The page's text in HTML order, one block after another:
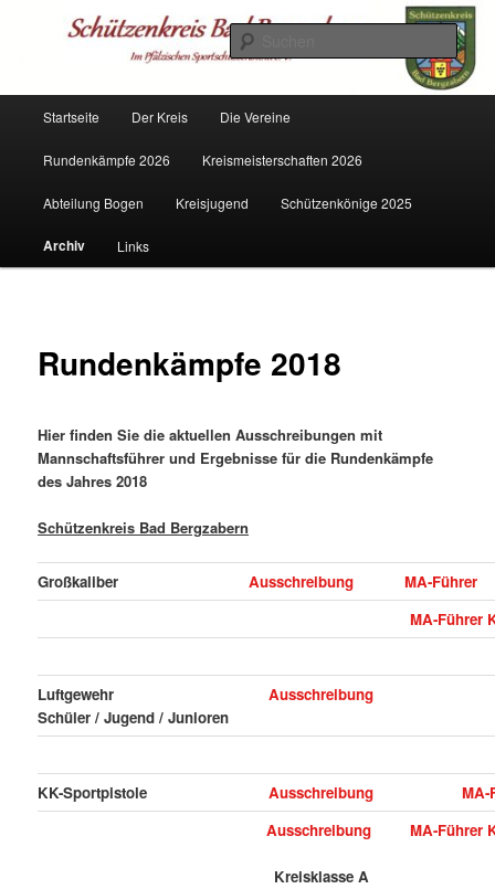
Schützenkreis Bad Bergzabern
Startseite Der Kreis Die Vereine
Rundenkämpfe 2026 Kreismeisterschaften 2026
Abteilung Bogen Kreisjugend Schützenkönige 2025
Archiv Links
Rundenkämpfe 2018
Hier finden Sie die aktuellen Ausschreibungen mit
Mannschaftsführer und Ergebnisse für die Rundenkämpfe
des Jahres 2018
Schützenkreis Bad Bergzabern
Großkaliber Ausschreibung
MA-Führer
MA-Führer
Luftgewehr
Schüler / Jugend / Junioren
Ausschreibung
KK-Sportpistole Ausschreibung
MA-
Ausschreibung
Kreisklasse A
MA-Führer